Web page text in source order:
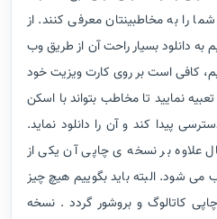
را به مخاطبینتان معرفی کنند. از
به دانلود بسیار راحت آن از طریق وب
کافی است بر روی کارت ویزیت خود
نمایید تا مخاطب بتواند با اسکن
پیدا کند و آن را دانلود نماید.
علاوه بر نسخه ی چاپی آن یکی از
می شود. البته باید بگوییم هیچ چیز
کاتالوگ و بروشور گردد . نسخه